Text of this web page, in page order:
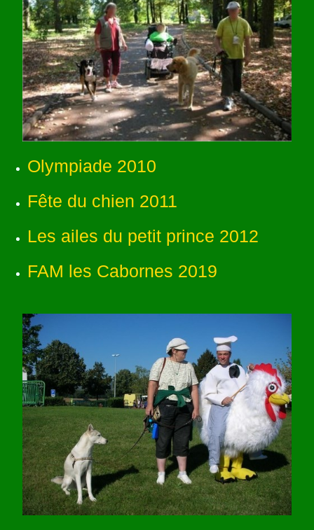
Olympiade 2010
Fête du chien 2011
Les ailes du petit prince 2012
FAM les Cabornes 2019